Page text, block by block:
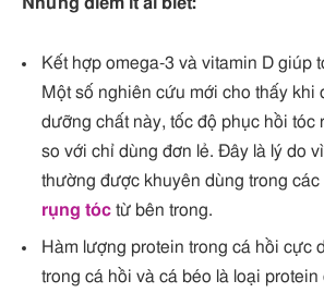
Kết hợp omega-3 và vitamin D giúp
Một số nghiên cứu mới cho thấy khi
dưỡng chất này, tốc độ phục hồi tóc
so với chỉ dùng đơn lẻ. Đây là lý do
thường được khuyên dùng trong các
rụng tóc từ bên trong.
Hàm lượng protein trong cá hồi cực
trong cá hồi và cá béo là loại